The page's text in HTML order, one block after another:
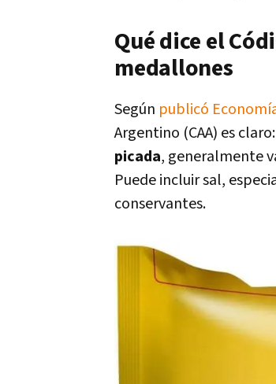
Qué dice el
medallones
Según publicó
Argentino (CAA) es claro:
picada, generalmente
Puede incluir sal,
conservantes.